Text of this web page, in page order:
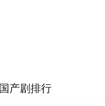
国产剧排行